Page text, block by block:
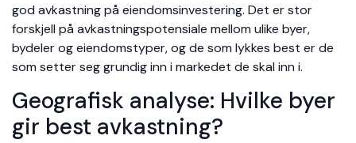
god avkastning på eiendomsinvestering. Det er stor
forskjell på avkastningspotensiale mellom ulike byer,
bydeler og eiendomstyper, og de som lykkes best er de
som setter seg grundig inn i markedet de skal inn i.
Geografisk analyse: Hvilke byer
gir best avkastning?